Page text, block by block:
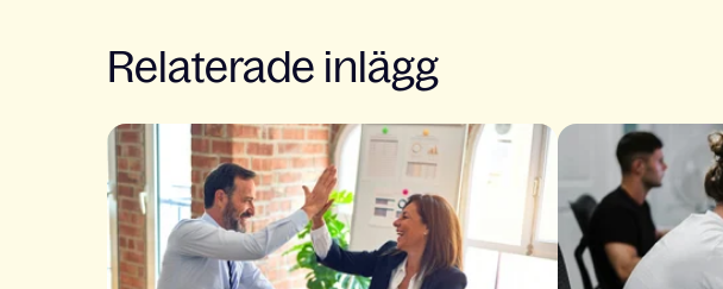
Relaterade inlägg